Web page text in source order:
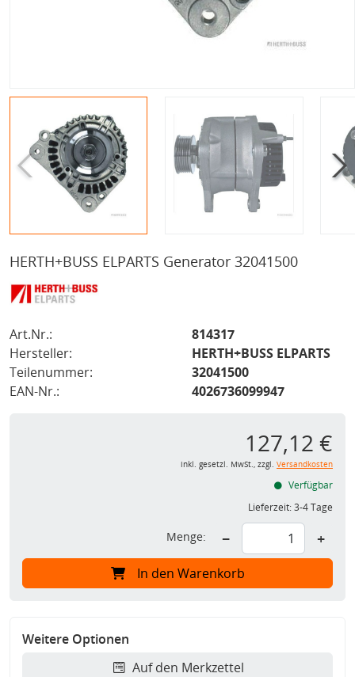
HERTH+BUSS ELPARTS Generator 32041500
Art.Nr.:
814317
Hersteller:
HERTH+BUSS ELPARTS
Teilenummer:
32041500
EAN-Nr.:
4026736099947
127,12 €
inkl. gesetzl. MwSt., zzgl. Versandkosten
Verfügbar
Lieferzeit:3-4 Tage
Menge: − +
In den Warenkorb
Weitere Optionen
Auf den Merkzettel